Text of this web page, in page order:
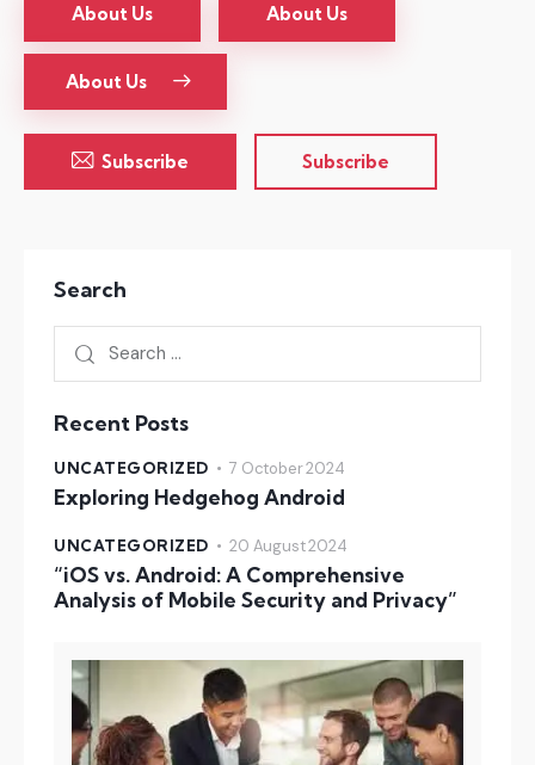
About Us About Us
About Us
Subscribe Subscribe
Search
Recent Posts
UNCATEGORIZED 7 October 2024
Exploring Hedgehog Android
UNCATEGORIZED 20 August 2024
“iOS vs. Android: A Comprehensive
Analysis of Mobile Security and Privacy”